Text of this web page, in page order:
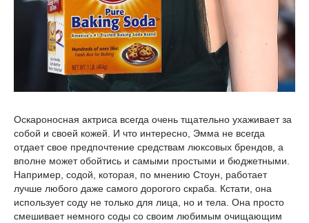
Оскароносная актриса всегда очень тщательно ухаживает за
собой и своей кожей. И что интересно, Эмма не всегда
отдает свое предпочтение средствам люксовых брендов, а
вполне может обойтись и самыми простыми и бюджетными.
Например, содой, которая, по мнению Стоун, работает
лучше любого даже самого дорогого скраба. Кстати, она
использует соду не только для лица, но и тела. Она просто
смешивает немного соды со своим любимым очищающим